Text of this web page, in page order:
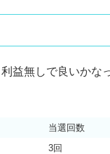
益無しで良いかな
当選回数
3回